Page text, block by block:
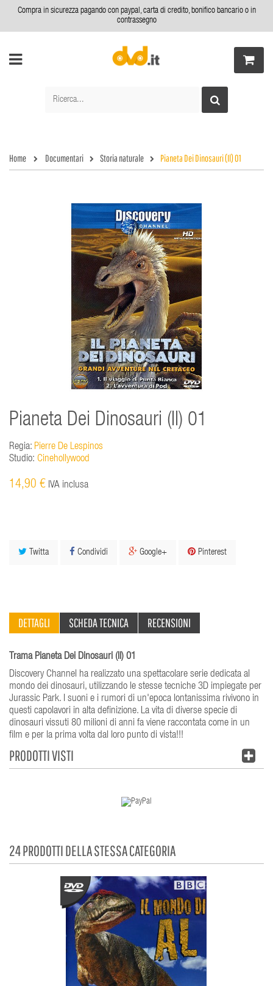
Compra in sicurezza pagando con paypal, carta di credito, bonifico bancario o in
contrassegno
Home Documentari Storia naturale Pianeta Dei Dinosauri (Il) 01
Pianeta Dei Dinosauri (Il) 01
Regia: Pierre De Lespinos
Studio: Cinehollywood
14,90 € IVA inclusa
Twitta Condividi Google+ Pinterest
DETTAGLI SCHEDA TECNICA RECENSIONI
Trama Pianeta Dei Dinosauri (Il) 01
Discovery Channel ha realizzato una spettacolare serie dedicata al
mondo dei dinosauri, utilizzando le stesse tecniche 3D impiegate per
Jurassic Park. I suoni e i rumori di un'epoca lontanissima rivivono in
questi capolavori in alta definizione. La vita di diverse specie di
dinosauri vissuti 80 milioni di anni fa viene raccontata come in un
film e per la prima volta dal loro punto di vista!!!
PRODOTTI VISTI
24 PRODOTTI DELLA STESSA CATEGORIA